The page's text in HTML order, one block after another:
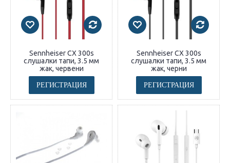
Sennheiser CX 300s
слушалки тапи, 3.5 мм
жак, червени
РЕГИСТРАЦИЯ
Sennheiser CX 300s
слушалки тапи, 3.5 мм
жак, черни
РЕГИСТРАЦИЯ